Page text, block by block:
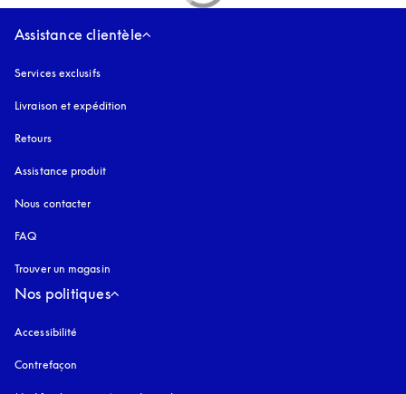
Assistance clientèle
Services exclusifs
Livraison et expédition
Retours
Assistance produit
Nous contacter
FAQ
Trouver un magasin
Nos politiques
Accessibilité
Contrefaçon